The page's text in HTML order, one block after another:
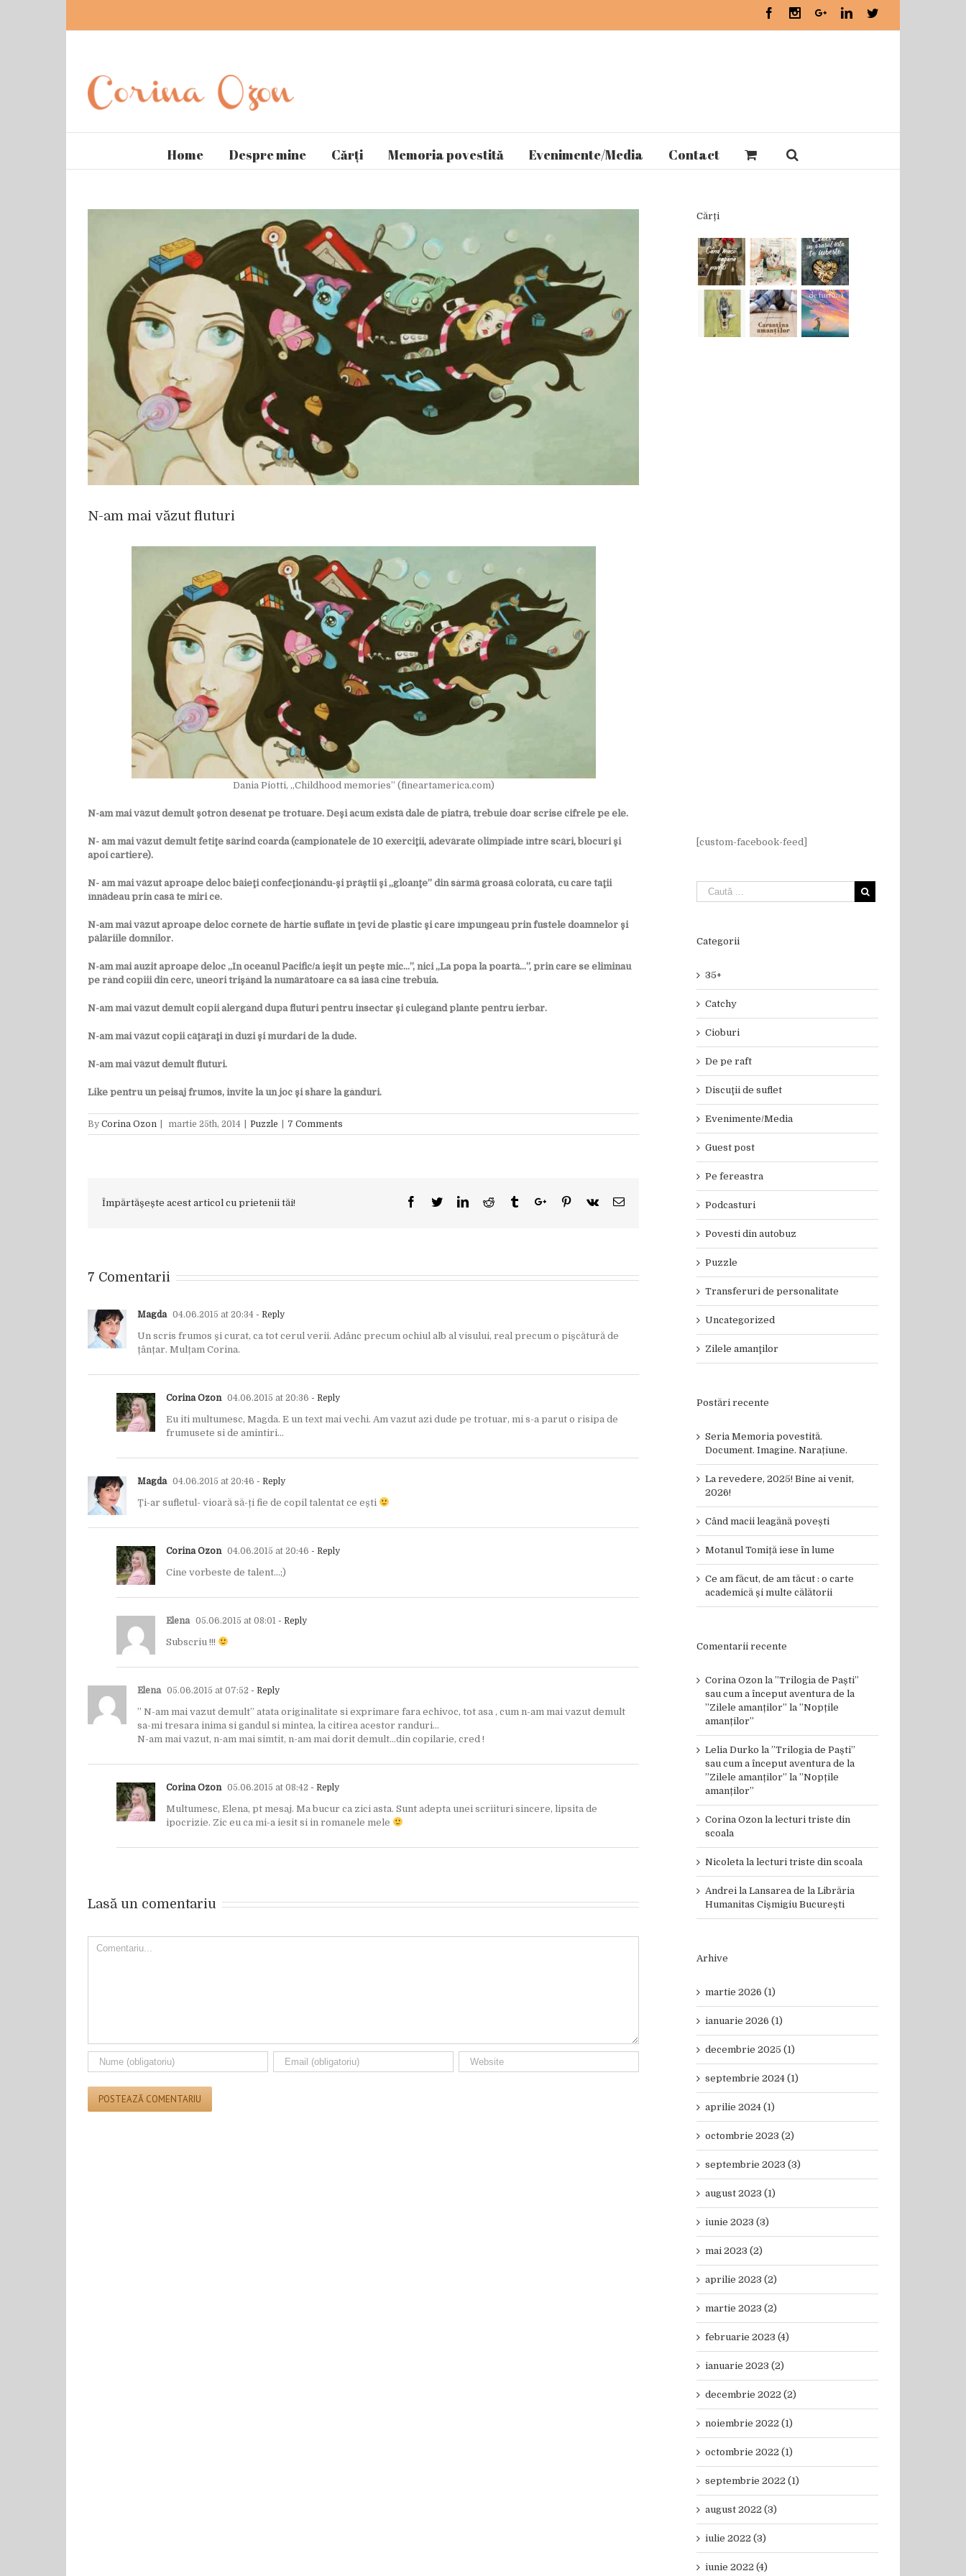
FacebookInstagramGoogle+LinkedinTwitter
Home Despre mine Cărți Memoria povestită Evenimente/Media Contact
N-am mai văzut fluturi
Dania Piotti, „Childhood memories” (fineartamerica.com)
N-am mai văzut demult şotron desenat pe trotuare. Deşi acum există dale de piatră, trebuie doar scrise cifrele pe ele.
N- am mai văzut demult fetiţe sărind coarda (campionatele de 10 exerciţii, adevărate olimpiade între scări, blocuri şi
apoi cartiere).
N- am mai văzut aproape deloc băieţi confecţionându-şi prăştii şi „gloanţe” din sârmă groasă colorată, cu care taţii
înnădeau prin casă te miri ce.
N-am mai văzut aproape deloc cornete de hârtie suflate în ţevi de plastic şi care împungeau prin fustele doamnelor şi
pălăriile domnilor.
N-am mai auzit aproape deloc „În oceanul Pacific/a ieşit un peşte mic…”, nici „La popa la poartă…”, prin care se eliminau
pe rând copiii din cerc, uneori trişând la numărătoare ca să iasă cine trebuia.
N-am mai văzut demult copii alergând dupa fluturi pentru insectar şi culegând plante pentru ierbar.
N-am mai văzut copii căţăraţi în duzi şi murdari de la dude.
N-am mai văzut demult fluturi.
Like pentru un peisaj frumos, invite la un joc şi share la gânduri.
By Corina Ozon martie 25th, 2014 Puzzle 7 Comments
Împărtășește acest articol cu prietenii tăi! Facebook
TwitterLinkedinReddit TumblrGoogle+Pinterest
Vk Email
7 Comentarii
Magda 04.06.2015 at 20:34 - Reply
Un scris frumos și curat, ca tot cerul verii. Adânc precum ochiul alb al visului, real precum o pișcătură de
țânțar. Mulțam Corina.
Corina Ozon 04.06.2015 at 20:36 - Reply
Eu iti multumesc, Magda. E un text mai vechi. Am vazut azi dude pe trotuar, mi s-a parut o risipa de
frumusete si de amintiri…
Magda 04.06.2015 at 20:46 - Reply
Ți-ar sufletul- vioară să-ți fie de copil talentat ce ești
Corina Ozon 04.06.2015 at 20:46 - Reply
Cine vorbeste de talent…;)
Elena 05.06.2015 at 08:01 - Reply
Subscriu !!!
Elena 05.06.2015 at 07:52 - Reply
” N-am mai vazut demult” atata originalitate si exprimare fara echivoc, tot asa , cum n-am mai vazut demult
sa-mi tresara inima si gandul si mintea, la citirea acestor randuri…
N-am mai vazut, n-am mai simtit, n-am mai dorit demult…din copilarie, cred !
Corina Ozon 05.06.2015 at 08:42 - Reply
Multumesc, Elena, pt mesaj. Ma bucur ca zici asta. Sunt adepta unei scriituri sincere, lipsita de
ipocrizie. Zic eu ca mi-a iesit si in romanele mele
Lasă un comentariu
Comment
Cărți
[custom-facebook-feed]
Categorii
35+
Catchy
Cioburi
De pe raft
Discuţii de suflet
Evenimente/Media
Guest post
Pe fereastra
Podcasturi
Povesti din autobuz
Puzzle
Transferuri de personalitate
Uncategorized
Zilele amanţilor
Postări recente
Seria Memoria povestită.
Document. Imagine. Narațiune.
La revedere, 2025! Bine ai venit,
2026!
Când macii leagănă povești
Motanul Tomiță iese în lume
Ce am făcut, de am tăcut : o carte
academică și multe călătorii
Comentarii recente
Corina Ozon la ”Trilogia de Paști”
sau cum a început aventura de la
”Zilele amanților” la ”Nopțile
amanților”
Lelia Durko la ”Trilogia de Paști”
sau cum a început aventura de la
”Zilele amanților” la ”Nopțile
amanților”
Corina Ozon la lecturi triste din
scoala
Nicoleta la lecturi triste din scoala
Andrei la Lansarea de la Librăria
Humanitas Cișmigiu București
Arhive
martie 2026 (1)
ianuarie 2026 (1)
decembrie 2025 (1)
septembrie 2024 (1)
aprilie 2024 (1)
octombrie 2023 (2)
septembrie 2023 (3)
august 2023 (1)
iunie 2023 (3)
mai 2023 (2)
aprilie 2023 (2)
martie 2023 (2)
februarie 2023 (4)
ianuarie 2023 (2)
decembrie 2022 (2)
noiembrie 2022 (1)
octombrie 2022 (1)
septembrie 2022 (1)
august 2022 (3)
iulie 2022 (3)
iunie 2022 (4)